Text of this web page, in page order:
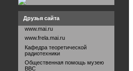
Друзья сайта
www.mai.ru
www.frela.mai.ru
Кафедра теоретической
радиотехники
Общественная помощь музею
ВВС